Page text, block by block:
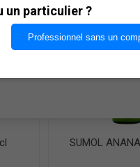
SUMOL
un particulier ?
Professionnel sans un